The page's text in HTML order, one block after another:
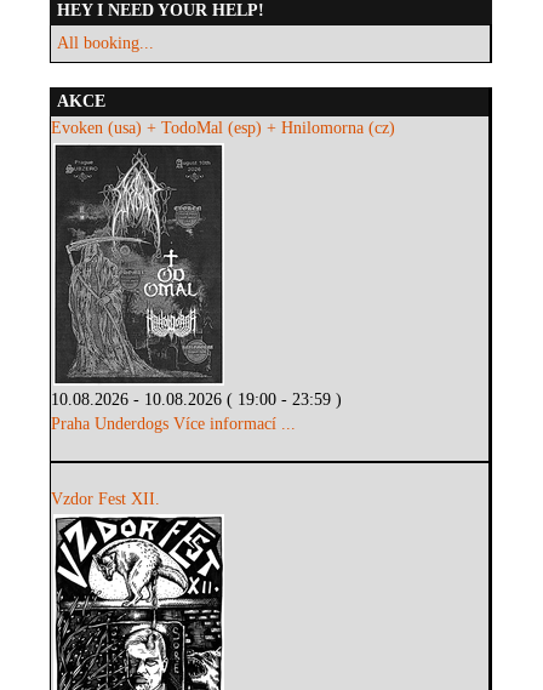
HEY I NEED YOUR HELP!
All booking...
AKCE
Evoken (usa) + TodoMal (esp) + Hnilomorna (cz)
10.08.2026 - 10.08.2026 ( 19:00 - 23:59 )
Praha Underdogs Více informací ...
Vzdor Fest XII.